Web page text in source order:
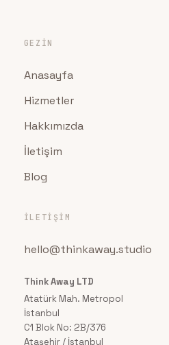
GEZIN
Anasayfa
Hizmetler
Hakkımızda
İletişim
Blog
İLETIŞIM
hello@thinkaway.studio
Think Away LTD
Atatürk Mah. Metropol
İstanbul
C1 Blok No: 2B/376
Ataşehir / İstanbul